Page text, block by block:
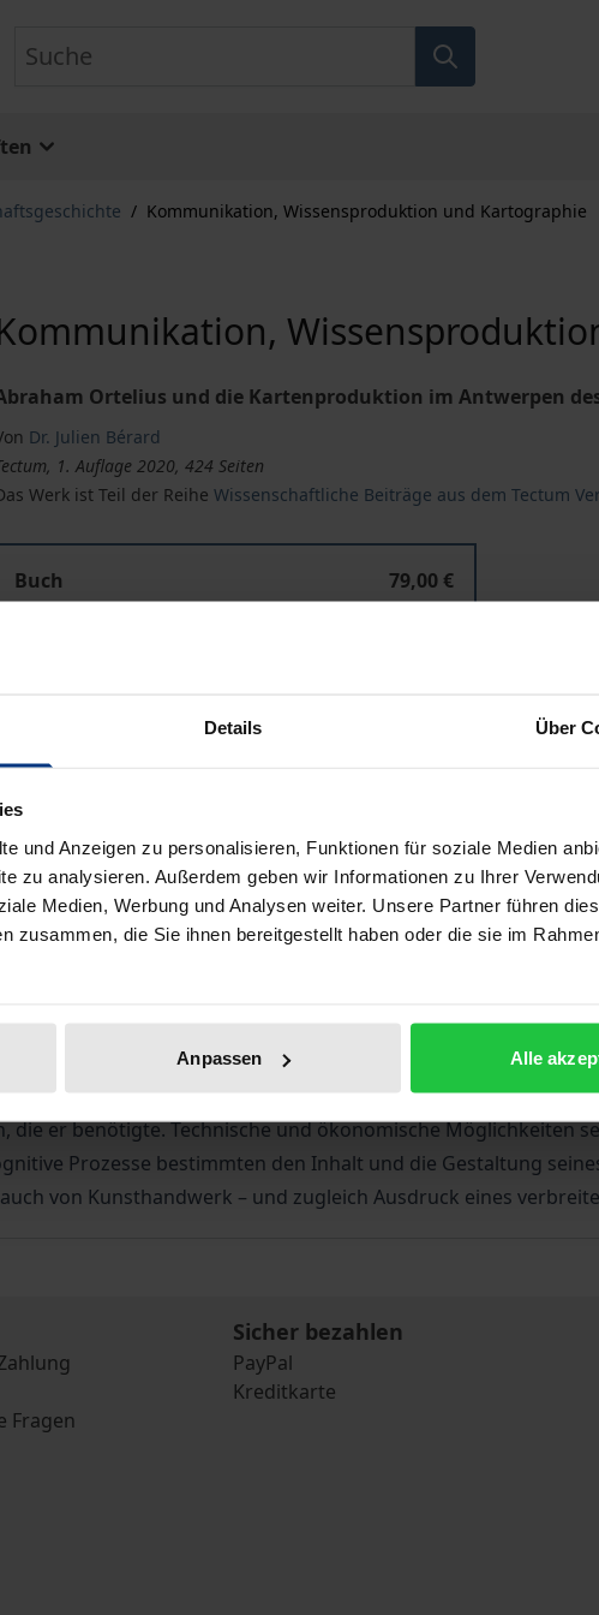
Details Über
und Anzeigen zu personalisieren, Funktionen für soziale Medien
zu analysieren. Außerdem geben wir Informationen zu Ihrer
Medien, Werbung und Analysen weiter. Unsere Partner führen
zusammen, die Sie ihnen bereitgestellt haben oder die sie im
Anpassen Alle
/ Kommunikation, Wissensproduktion und Kartographie
Ortelius und die Kartenproduktion im Antwerpen
Dr. Julien Bérard
1. Auflage 2020, 424 Seiten
Werk ist Teil der ReiheWissenschaftliche Beiträge aus dem Tectum
Buch
79,00 €
Preisangaben inkl. MwSt. Abhängig von der Lieferadresse kann die
zu Versandkosten
kann nur unter Betrachtung eines komplexen
(*1527 †1598) lässt sich dies exemplarisch verdeutlichen.
er benötigte. Technische und ökonomische Möglichkeiten
Prozesse bestimmten den Inhalt und die Gestaltung
von Kunsthandwerk – und zugleich Ausdruck eines
Fragen
Sicher bezahlen
PayPal
Kreditkarte